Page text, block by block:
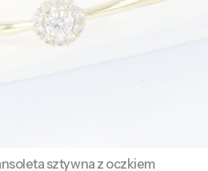
sztywna z oczkiem